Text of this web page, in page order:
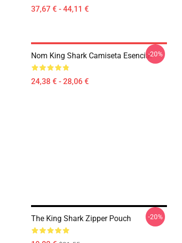
37,67 € - 44,11 €
Nom King Shark Camiseta Esencial
24,38 € - 28,06 €
-20%
The King Shark Zipper Pouch -20%